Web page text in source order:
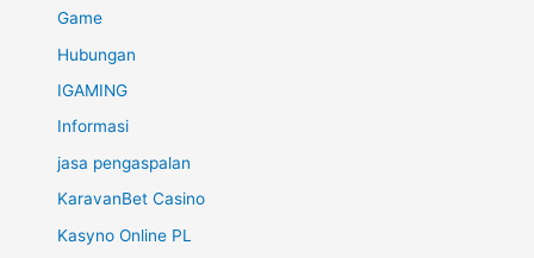
Game
Hubungan
IGAMING
Informasi
jasa pengaspalan
KaravanBet Casino
Kasyno Online PL